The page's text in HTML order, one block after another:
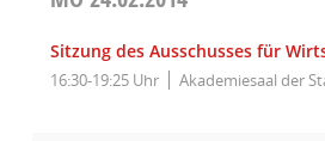
Sitzung des Ausschusses für
16:30-19:25 Uhr Akademiesaal der